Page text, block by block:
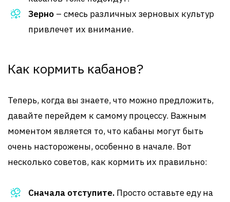
Зерно – смесь различных зерновых культур
привлечет их внимание.
Как кормить кабанов?
Теперь, когда вы знаете, что можно предложить,
давайте перейдем к самому процессу. Важным
моментом является то, что кабаны могут быть
очень насторожены, особенно в начале. Вот
несколько советов, как кормить их правильно:
Сначала отступите. Просто оставьте еду на